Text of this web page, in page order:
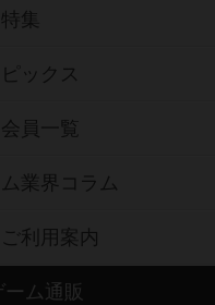
集
ックス
員一覧
業界コラム
利用案内
ム通販